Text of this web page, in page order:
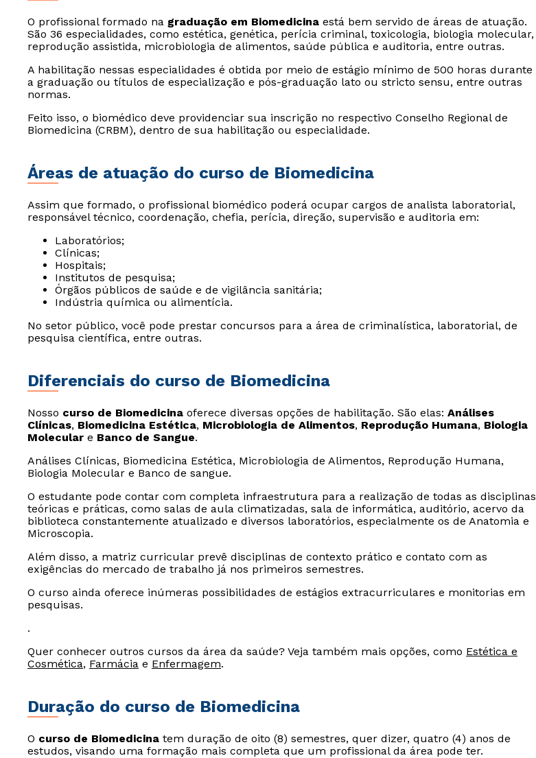
O profissional formado na graduação em Biomedicina está bem servido de áreas de atuação.
São 36 especialidades, como estética, genética, perícia criminal, toxicologia, biologia molecular,
reprodução assistida, microbiologia de alimentos, saúde pública e auditoria, entre outras.
A habilitação nessas especialidades é obtida por meio de estágio mínimo de 500 horas durante
a graduação ou títulos de especialização e pós-graduação lato ou stricto sensu, entre outras
normas.
Feito isso, o biomédico deve providenciar sua inscrição no respectivo Conselho Regional de
Biomedicina (CRBM), dentro de sua habilitação ou especialidade.
Áreas de atuação do curso de Biomedicina
Assim que formado, o profissional biomédico poderá ocupar cargos de analista laboratorial,
responsável técnico, coordenação, chefia, perícia, direção, supervisão e auditoria em:
Laboratórios;
Clínicas;
Hospitais;
Institutos de pesquisa;
Órgãos públicos de saúde e de vigilância sanitária;
Indústria química ou alimentícia.
No setor público, você pode prestar concursos para a área de criminalística, laboratorial, de
pesquisa científica, entre outras.
Diferenciais do curso de Biomedicina
Nosso curso de Biomedicina oferece diversas opções de habilitação. São elas: Análises
Clínicas, Biomedicina Estética, Microbiologia de Alimentos, Reprodução Humana, Biologia
Molecular e Banco de Sangue.
Análises Clínicas, Biomedicina Estética, Microbiologia de Alimentos, Reprodução Humana,
Biologia Molecular e Banco de sangue.
O estudante pode contar com completa infraestrutura para a realização de todas as disciplinas
teóricas e práticas, como salas de aula climatizadas, sala de informática, auditório, acervo da
biblioteca constantemente atualizado e diversos laboratórios, especialmente os de Anatomia e
Microscopia.
Além disso, a matriz curricular prevê disciplinas de contexto prático e contato com as
exigências do mercado de trabalho já nos primeiros semestres.
O curso ainda oferece inúmeras possibilidades de estágios extracurriculares e monitorias em
pesquisas.
.
Quer conhecer outros cursos da área da saúde? Veja também mais opções, como Estética e
Cosmética, Farmácia e Enfermagem.
Duração do curso de Biomedicina
O curso de Biomedicina tem duração de oito (8) semestres, quer dizer, quatro (4) anos de
estudos, visando uma formação mais completa que um profissional da área pode ter.